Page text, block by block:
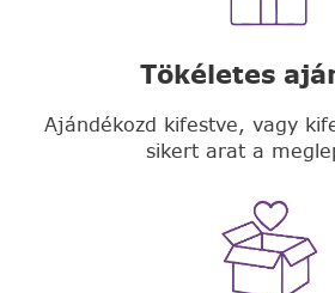
Tökéletes
Ajándékozd kifestve, vagy
sikert arat a